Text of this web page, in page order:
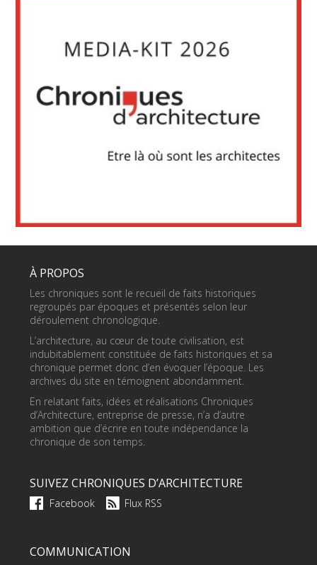
À PROPOS
Les chroniques sont le recueil de faits historiques
regroupés par époques et présentés selon leur
déroulement chronologique.
L’architecture, au cœur de toute civilisation, est
indubitablement constituée de faits historiques et sa
chronique permet donc d’en évoquer l’époque. Les
archives du site en témoignent abondamment.
En relatant faits, idées et réalisations Chroniques
d’Architecture, entreprise de presse, n’a d’autre
ambition que d’écrire en toute indépendance la
chronique de son temps.
SUIVEZ CHRONIQUES D’ARCHITECTURE
Facebook Flux RSS
COMMUNICATION